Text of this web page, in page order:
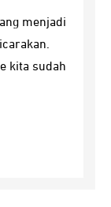
menjadi
kita sudah